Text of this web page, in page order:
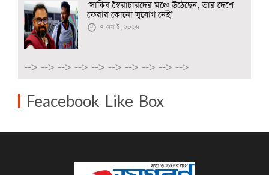
‘সাকিব স্বৈরাচারদের মঞ্চে উঠেছেন, তার দেশে
ফেরার কোনো সুযোগ নেই’
৭ অগাস্ট, ২০২৬
--> --> --> --> --> --> --> --> --> -->
Feacebook Like Box